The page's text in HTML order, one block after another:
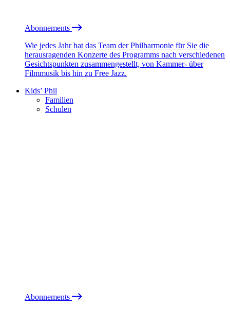
Abonnements
Wie jedes Jahr hat das Team der Philharmonie für Sie die
herausragenden Konzerte des Programms nach verschiedenen
Gesichtspunkten zusammengestellt, von Kammer- über
Filmmusik bis hin zu Free Jazz.
Kids’ Phil
Familien
Schulen
Abonnements